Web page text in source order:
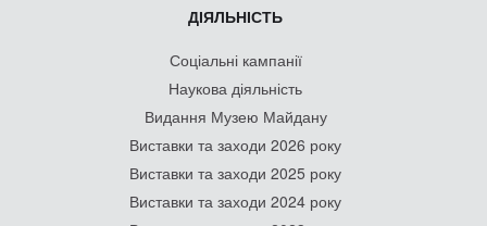
ДІЯЛЬНІСТЬ
Соціальні кампанії
Наукова діяльність
Видання Музею Майдану
Виставки та заходи 2026 року
Виставки та заходи 2025 року
Виставки та заходи 2024 року